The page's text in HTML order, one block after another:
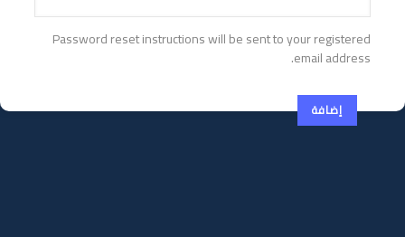
Password reset instructions will be sent to your registered
email address.